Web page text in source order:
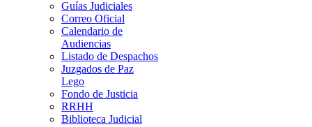
Guías Judiciales
Correo Oficial
Calendario de
Audiencias
Listado de Despachos
Juzgados de Paz
Lego
Fondo de Justicia
RRHH
Biblioteca Judicial